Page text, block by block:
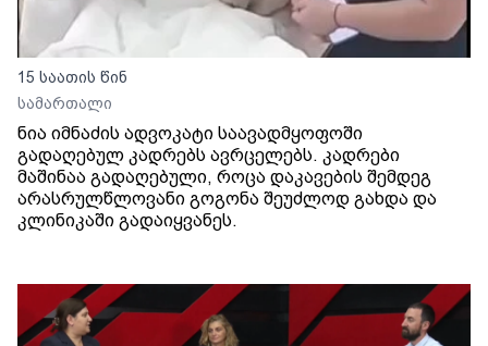
15 საათის წინ
სამართალი
ნია იმნაძის ადვოკატი საავადმყოფოში
გადაღებულ კადრებს ავრცელებს. კადრები
მაშინაა გადაღებული, როცა დაკავების შემდეგ
არასრულწლოვანი გოგონა შეუძლოდ გახდა და
კლინიკაში გადაიყვანეს.